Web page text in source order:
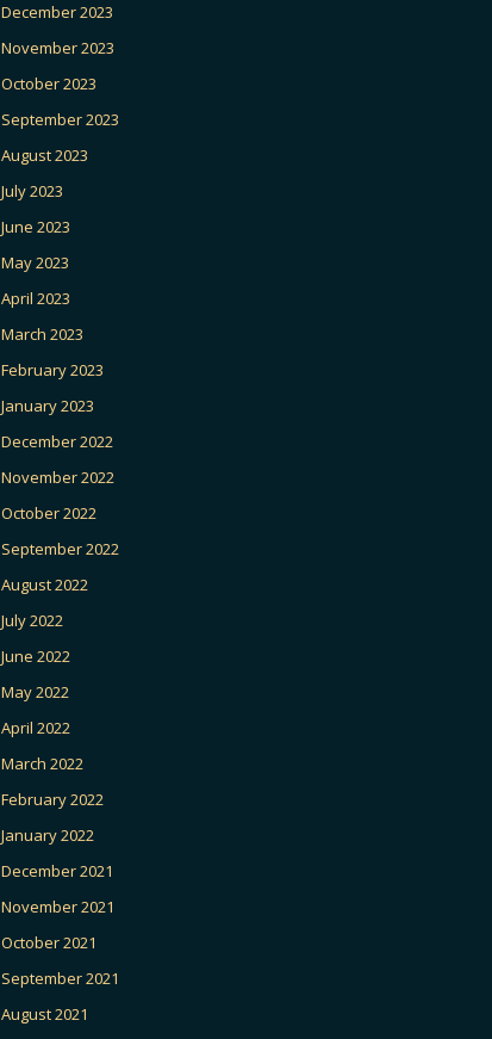
December 2023
November 2023
October 2023
September 2023
August 2023
July 2023
June 2023
May 2023
April 2023
March 2023
February 2023
January 2023
December 2022
November 2022
October 2022
September 2022
August 2022
July 2022
June 2022
May 2022
April 2022
March 2022
February 2022
January 2022
December 2021
November 2021
October 2021
September 2021
August 2021